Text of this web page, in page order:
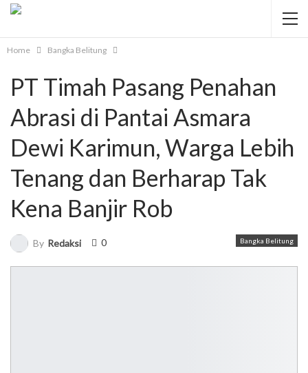
Home Bangka Belitung
PT Timah Pasang Penahan
Abrasi di Pantai Asmara
Dewi Karimun, Warga Lebih
Tenang dan Berharap Tak
Kena Banjir Rob
Bangka Belitung
By Redaksi 0